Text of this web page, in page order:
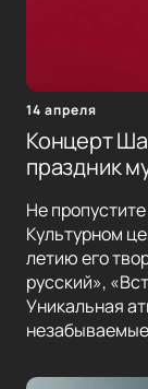
14 апреля
Концерт
праздник
Не
Культурном
летию его
русский»,
Уникальная